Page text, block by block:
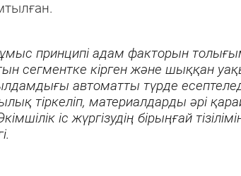
принципі адам факторын
сегментке кірген және шыққан
автоматты түрде
тіркеліп, материалдарды әрі
іс жүргізудің бірыңғай